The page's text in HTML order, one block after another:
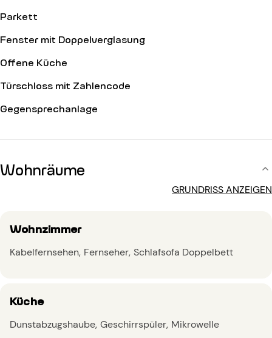
Parkett
Fenster mit Doppelverglasung
Offene Küche
Türschloss mit Zahlencode
Gegensprechanlage
Wohnräume
GRUNDRISS ANZEIGEN
Wohnzimmer
Kabelfernsehen Fernseher Schlafsofa Doppelbett
Küche
Dunstabzugshaube Geschirrspüler Mikrowelle